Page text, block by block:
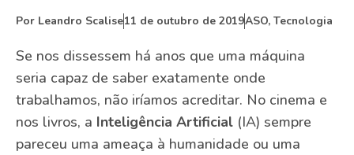
Por Leandro Scalise11 de outubro de 2019ASO, Tecnologia
Se nos dissessem há anos que uma máquina
seria capaz de saber exatamente onde
trabalhamos, não iríamos acreditar. No cinema e
nos livros, a Inteligência Artificial (IA) sempre
pareceu uma ameaça à humanidade ou uma